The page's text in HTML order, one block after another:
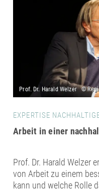
EXPERTISE
Arbeit in einer
Prof. Dr. Harald Welzer
von Arbeit zu einem
kann und welche Rolle